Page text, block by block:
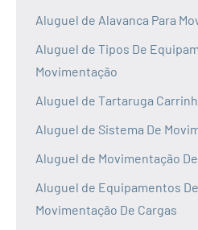
Aluguel de Alavanca Para
Aluguel de Tipos De
Movimentação
Aluguel de Tartaruga
Aluguel de Sistema De
Aluguel de Movimentação
Aluguel de Equipamentos
Movimentação De Cargas